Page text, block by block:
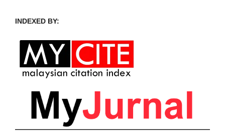
INDEXED BY: